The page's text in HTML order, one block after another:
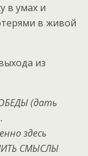
в умах и
в живой
из
(дать
здесь
СМЫСЛЫ